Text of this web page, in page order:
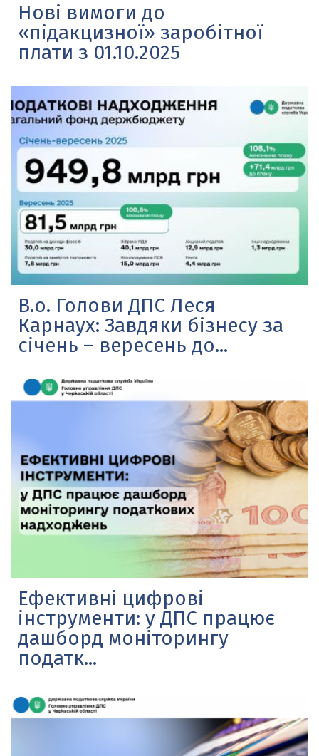
Нові вимоги до
«підакцизної» заробітної
плати з 01.10.2025
В.о. Голови ДПС Леся
Карнаух: Завдяки бізнесу за
січень – вересень до...
Ефективні цифрові
інструменти: у ДПС працює
дашборд моніторингу
податк...